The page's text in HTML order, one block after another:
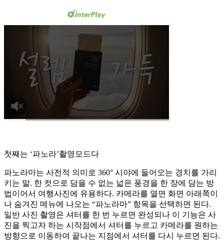
첫째는 ‘파노라’촬영모드다
파노라마는 사전적 의미로 360° 시야에 들어오는 경치를 가리
키는 말. 한 컷으로 담을 수 없는 넓은 풍경을 한 장에 담는 방
법이어서 여행사진에 유용하다. 카메라를 열면 화면 아래쪽이
나 숨겨진 메뉴에 나오는 “파노라마” 항목을 선택하면 된다.
일반 사진 촬영은 셔터를 한 번 누르면 완성되나 이 기능은 사
진을 찍고자 하는 시작점에서 셔터를 누르고 카메라를 원하는
방향으로 이동하여 끝나는 지점에서 셔터를 다시 누르면 된다.